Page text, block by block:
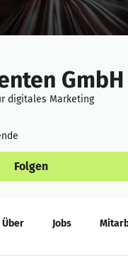
GmbH
digitales Marketing
Folgen
Über Jobs